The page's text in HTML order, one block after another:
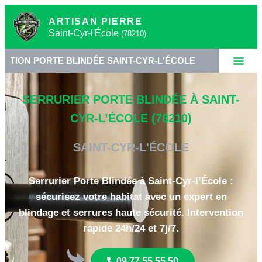
ARTISAN PIERRE
Saint-Cyr-l'École (78210)
BLINDÉE SAINT-CYR-L'ÉCOLE •
SERRURIER PORTE BLINDÉE À SAINT-
CYR-L’ÉCOLE (78210)
SAINT-CYR-L'ÉCOLE
Serrurier Porte Blindée à Saint-Cyr-l’École :
sécurisez votre habitat avec un expert en
blindage et serrures haute sécurité. Intervention
rapide 24h/24 et 7j/7.